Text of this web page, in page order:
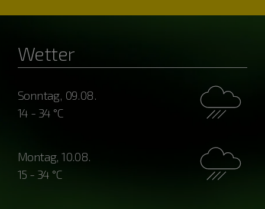
Wetter
Sonntag, 09.08.
14 - 34 °C
Montag, 10.08.
15 - 34 °C